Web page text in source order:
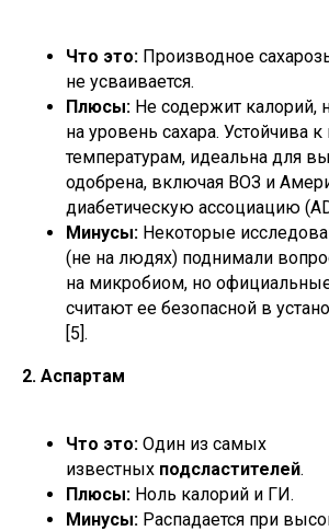
Что это: Производное
не усваивается.
Плюсы: Не содержит калорий,
на уровень сахара. Устойчива
температурам, идеальна для
одобрена, включая ВОЗ и
диабетическую ассоциацию
Минусы: Некоторые
(не на людях) поднимали
на микробиом, но
считают ее безопасной в
[5].
2. Аспартам
Что это: Один из самых
известных подсластителей.
Плюсы: Ноль калорий и ГИ.
Минусы: Распадается при